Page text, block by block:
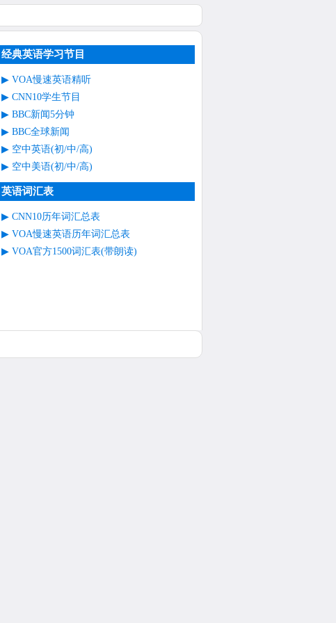
经典英语学习节目
VOA慢速英语精听
CNN10学生节目
BBC新闻5分钟
BBC全球新闻
空中英语(初/中/高)
空中美语(初/中/高)
英语词汇表
CNN10历年词汇总表
VOA慢速英语历年词汇总表
VOA官方1500词汇表(带朗读)